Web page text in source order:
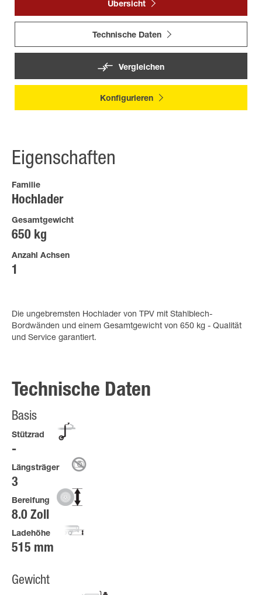
Übersicht
Technische Daten
Vergleichen
Konfigurieren
Eigenschaften
Familie
Hochlader
Gesamtgewicht
650 kg
Anzahl Achsen
1
Die ungebremsten Hochlader von TPV mit Stahlblech-
Bordwänden und einem Gesamtgewicht von 650 kg - Qualität
und Service garantiert.
Technische Daten
Basis
Stützrad
Längsträger
3
Bereifung
8.0 Zoll
Ladehöhe
515 mm
Gewicht